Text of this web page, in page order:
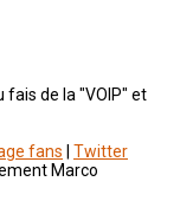
fais de la "VOIP" et
fans
Twitter
Marco